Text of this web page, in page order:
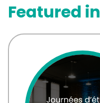
Featured in